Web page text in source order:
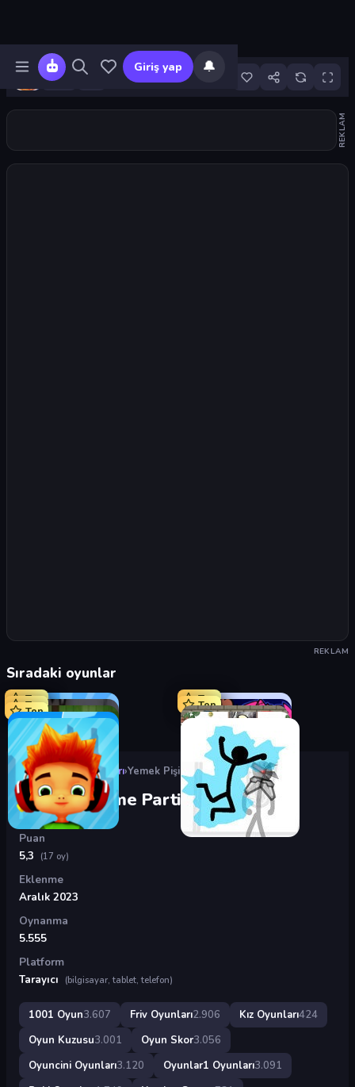
Giriş yap 🔔
9
REKLAM
REKLAM
Sıradaki oyunlar
Top Top
Top Top
Top
Oyunlar›Friv Oyunları›Yemek Pişirme Partisi
Yemek Pişirme Partisi
Puan
5,3
(17 oy)
Eklenme
Aralık 2023
Oynanma
5.555
Platform
Tarayıcı
(bilgisayar, tablet, telefon)
1001 Oyun3.607 Friv Oyunları2.906 Kız Oyunları424
Oyun Kuzusu3.001 Oyun Skor3.056
Oyuncini Oyunları3.120 Oyunlar1 Oyunları3.091